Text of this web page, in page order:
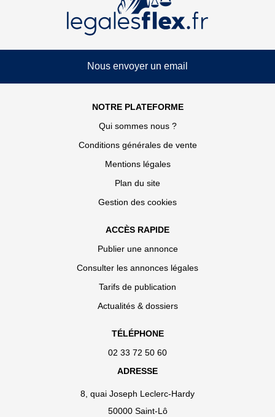
Nous envoyer un email
NOTRE PLATEFORME
Qui sommes nous ?
Conditions générales de vente
Mentions légales
Plan du site
Gestion des cookies
ACCÈS RAPIDE
Publier une annonce
Consulter les annonces légales
Tarifs de publication
Actualités & dossiers
TÉLÉPHONE
02 33 72 50 60
ADRESSE
8, quai Joseph Leclerc-Hardy
50000 Saint-Lô